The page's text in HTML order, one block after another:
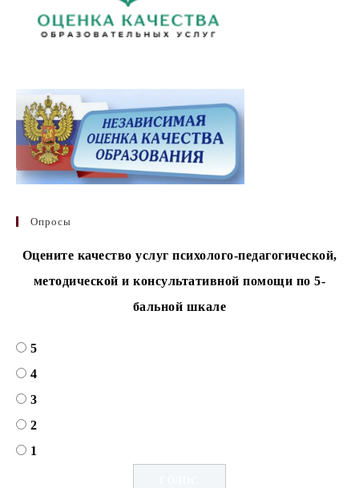
Опросы
Оцените качество услуг психолого-педагогической,
методической и консультативной помощи по 5-
бальной шкале
5
4
3
2
1